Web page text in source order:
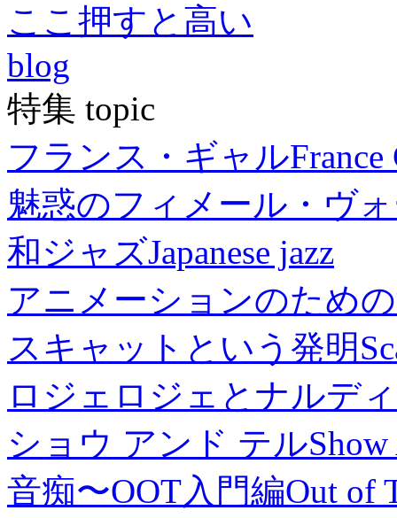
ここ押すと高い
blog
特集 topic
フランス・ギャルFrance
魅惑のフィメール・ヴ
和ジャズJapanese jazz
アニメーションのため
スキャットという発明
ロジェロジェとナルデ
ショウ アンド テル
音痴〜OOT入門編Out of